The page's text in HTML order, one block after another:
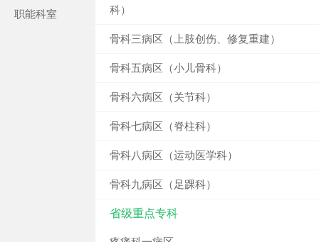
职能科室 科）
骨科三病区（上肢创伤、修复重建）
骨科五病区（小儿骨科）
骨科六病区（关节科）
骨科七病区（脊柱科）
骨科八病区（运动医学科）
骨科九病区（足踝科）
省级重点专科